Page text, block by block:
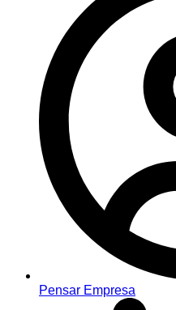
Pensar Empresa